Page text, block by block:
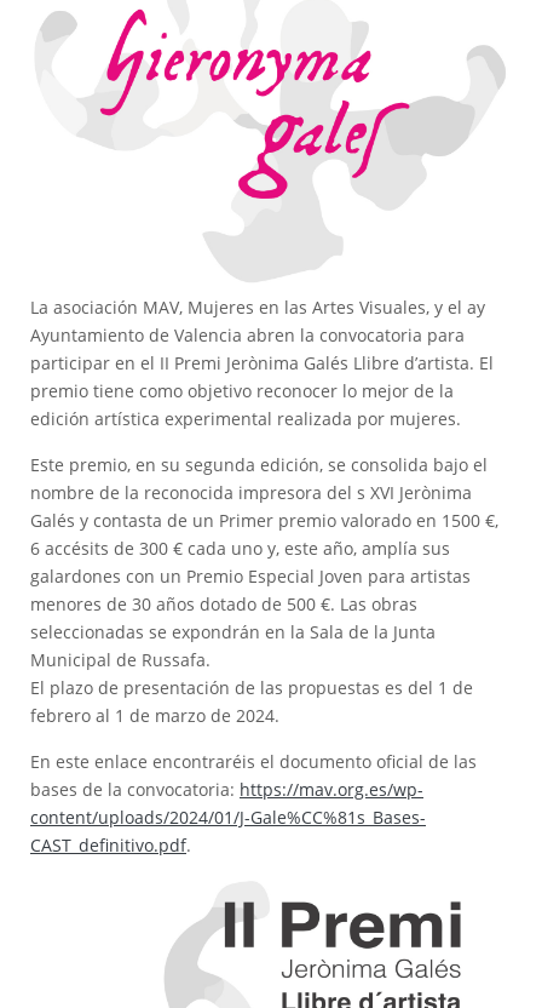
La asociación MAV, Mujeres en las Artes Visuales, y el ay
Ayuntamiento de Valencia abren la convocatoria para
participar en el II Premi Jerònima Galés Llibre d’artista. El
premio tiene como objetivo reconocer lo mejor de la
edición artística experimental realizada por mujeres.
Este premio, en su segunda edición, se consolida bajo el
nombre de la reconocida impresora del s XVI Jerònima
Galés y contasta de un Primer premio valorado en 1500 €,
6 accésits de 300 € cada uno y, este año, amplía sus
galardones con un Premio Especial Joven para artistas
menores de 30 años dotado de 500 €. Las obras
seleccionadas se expondrán en la Sala de la Junta
Municipal de Russafa.
El plazo de presentación de las propuestas es del 1 de
febrero al 1 de marzo de 2024.
En este enlace encontraréis el documento oficial de las
bases de la convocatoria: https://mav.org.es/wp-
content/uploads/2024/01/J-Gale%CC%81s_Bases-
CAST_definitivo.pdf.